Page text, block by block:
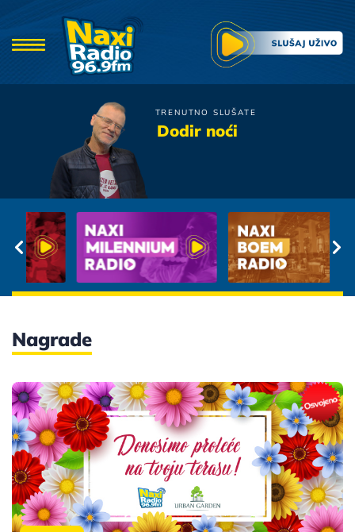
TRENUTNO SLUŠATE
Dodir noćiPetar Graso
Nagrade